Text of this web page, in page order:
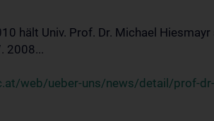
hält Univ. Prof. Dr. Michael
2008...
web/ueber-uns/news/detail/prof-